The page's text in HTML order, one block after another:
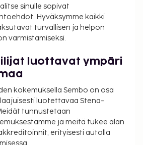
kokoustilat:
kokoushuoneita. Palveluihin
omatoiminen pysäköinti. Täyden
päällä on lisäksi
sekä sauna. Tämän
concierge-palvelut ja
hotellissa ravintolan, Lalou
yksi sen 5 ravintolasta,
kansainvälinen keittiö.
sinulle sopivat
Hyväksymme kaikki
turvallisen ja helpon
varmistamiseksi.
luottavat ympäri
kokemuksella Sembo on osa
luotettavaa Stena-
tunnustetaan
ja meitä tukee alan
erityisesti autolla